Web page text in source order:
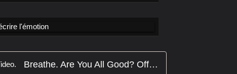
Breathe. Are You All Good? Official Video.